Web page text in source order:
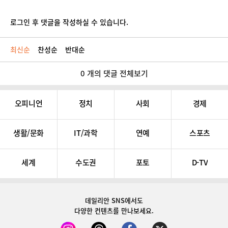
로그인 후 댓글을 작성하실 수 있습니다.
최신순 찬성순 반대순
0 개의 댓글 전체보기
오피니언 정치 사회 경제
생활/문화 IT/과학 연예 스포츠
세계 수도권 포토 D-TV
데일리안 SNS에서도
다양한 컨텐츠를 만나보세요.